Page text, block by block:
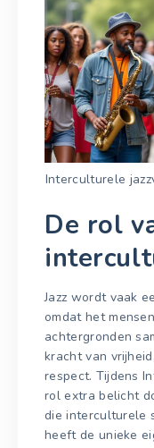
Interculturele
De rol
Jazz wordt vaak
omdat het
achtergronden
kracht van
respect. Tijdens
rol extra belicht
die interculturele
heeft de unieke